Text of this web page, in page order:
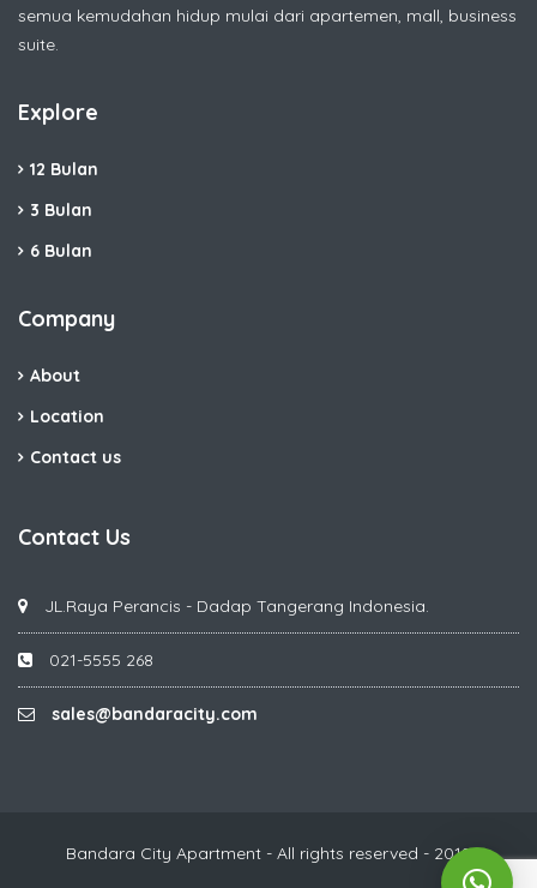
semua kemudahan hidup mulai dari apartemen, mall, business
suite.
Explore
12 Bulan
3 Bulan
6 Bulan
Company
About
Location
Contact us
Contact Us
JL.Raya Perancis - Dadap Tangerang Indonesia.
021-5555 268
sales@bandaracity.com
Bandara City Apartment - All rights reserved - 2019